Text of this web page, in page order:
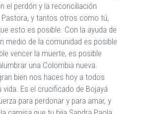
el perdón y la reconciliación
y tantos otros como tú,
esto es posible. Con la ayuda de
medio de la comunidad es posible
vencer la muerte, es posible
una Colombia nueva.
bien nos haces hoy a todos
Es el crucificado de Bojayá
para perdonar y para amar, y